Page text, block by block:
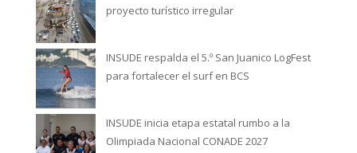
proyecto turístico irregular
INSUDE respalda el 5.º San Juanico LogFest
para fortalecer el surf en BCS
INSUDE inicia etapa estatal rumbo a la
Olimpiada Nacional CONADE 2027